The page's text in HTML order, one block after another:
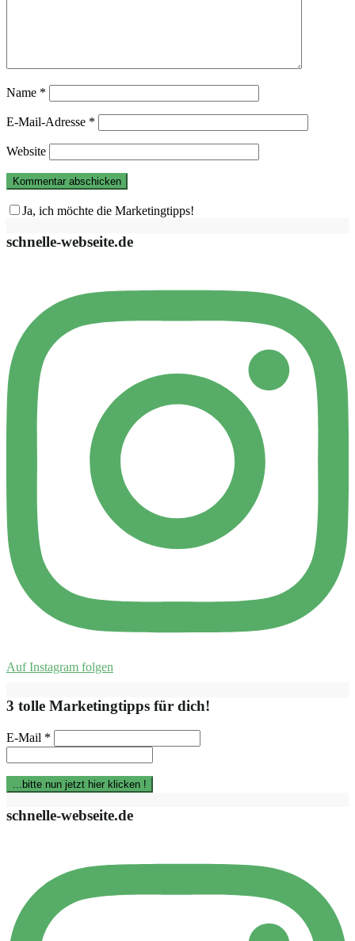
Name *
E-Mail-Adresse *
Website
Ja, ich möchte die Marketingtipps!
schnelle-webseite.de
Auf Instagram folgen
3 tolle Marketingtipps für dich!
E-Mail *
schnelle-webseite.de